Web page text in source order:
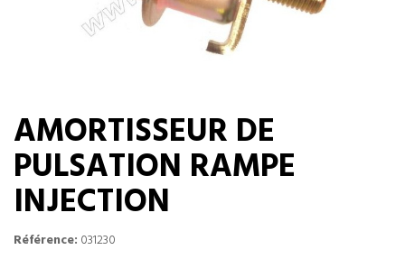
AMORTISSEUR DE
PULSATION RAMPE
INJECTION
Référence: 031230